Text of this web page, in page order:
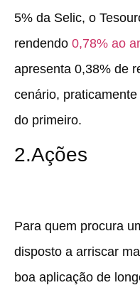
5% da Selic, o
rendendo 0,78% ao
apresenta 0,38% de
cenário,
do primeiro.
2.Ações
Para quem procura
disposto a arriscar
boa aplicação de